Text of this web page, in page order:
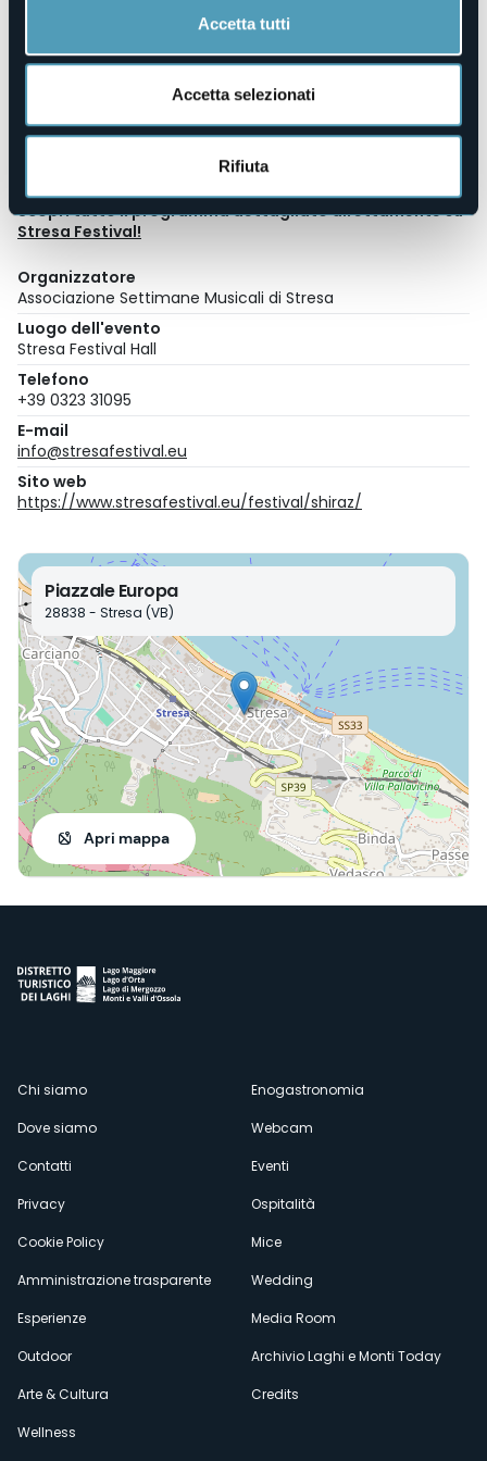
Accetta tutti
Accetta selezionati
Rifiuta
via Carducci, 38 – Stresa (VB)
Orari:
Da lunedì a venerdì: 10:00 – 13:00.
Nei soli giorni di concerto: 10:00 – 13:00 / 15:00 – 17:00
compreso sabato e festivi.
Scopri tutto il programma dettagliato direttamente su
Stresa Festival!
Organizzatore
Associazione Settimane Musicali di Stresa
Luogo dell'evento
Stresa Festival Hall
Telefono
+39 0323 31095
E-mail
info@stresafestival.eu
Sito web
https://www.stresafestival.eu/festival/shiraz/
Piazzale Europa
28838 - Stresa (VB)
Apri mappa
Menù
secondario
Chi siamo
Dove siamo
Contatti
Privacy
Cookie Policy
Amministrazione trasparente
Esperienze
Outdoor
Arte & Cultura
Wellness
Enogastronomia
Webcam
Eventi
Ospitalità
Mice
Wedding
Media Room
Archivio Laghi e Monti Today
Credits